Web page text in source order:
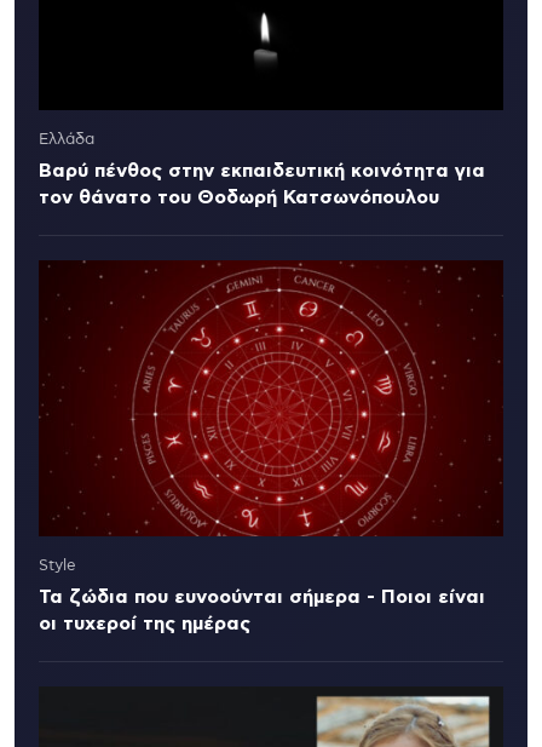
Ελλάδα
Βαρύ πένθος στην εκπαιδευτική κοινότητα για
τον θάνατο του Θοδωρή Κατσωνόπουλου
Style
Τα ζώδια που ευνοούνται σήμερα - Ποιοι είναι
οι τυχεροί της ημέρας